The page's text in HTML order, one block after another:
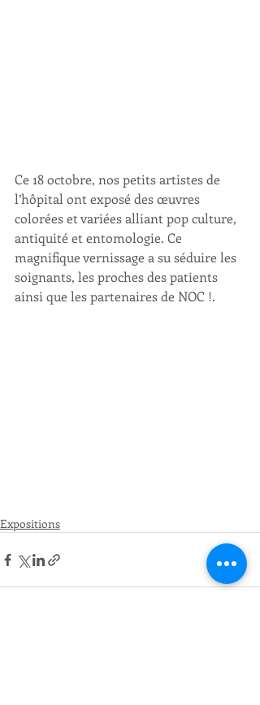
Ce 18 octobre, nos petits artistes de
l’hôpital ont exposé des œuvres
colorées et variées alliant pop culture,
antiquité et entomologie. Ce
magnifique vernissage asu séduire les
soignants, les proches des patients
ainsi que les partenaires de NOC !.
Expositions